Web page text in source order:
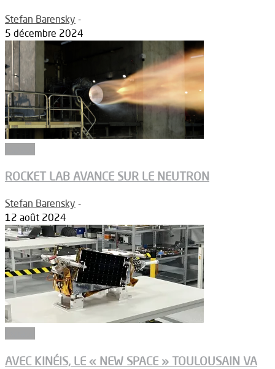
Stefan Barensky -
5 décembre 2024
ROCKET LAB AVANCE SUR LE NEUTRON
Stefan Barensky -
12 août 2024
AVEC KINÉIS, LE « NEW SPACE » TOULOUSAIN VA